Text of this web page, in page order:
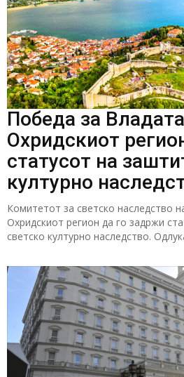
Победа за
Охридскиот
статусот на
културно
Комитетот за светско наследство
Охридскиот регион да го задржи
светско културно наследство.